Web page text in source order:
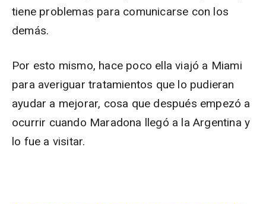
tiene problemas para comunicarse con los
demás.
Por esto mismo, hace poco ella viajó a Miami
para averiguar tratamientos que lo pudieran
ayudar a mejorar, cosa que después empezó a
ocurrir cuando Maradona llegó a la Argentina y
lo fue a visitar.